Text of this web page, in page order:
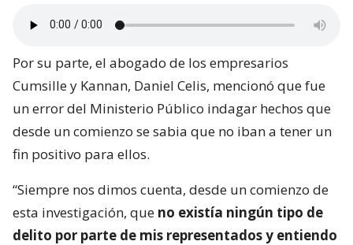
Por su parte, el abogado de los empresarios
Cumsille y Kannan, Daniel Celis, mencionó que fue
un error del Ministerio Público indagar hechos que
desde un comienzo se sabia que no iban a tener un
fin positivo para ellos.
“Siempre nos dimos cuenta, desde un comienzo de
esta investigación, que no existía ningún tipo de
delito por parte de mis representados y entiendo